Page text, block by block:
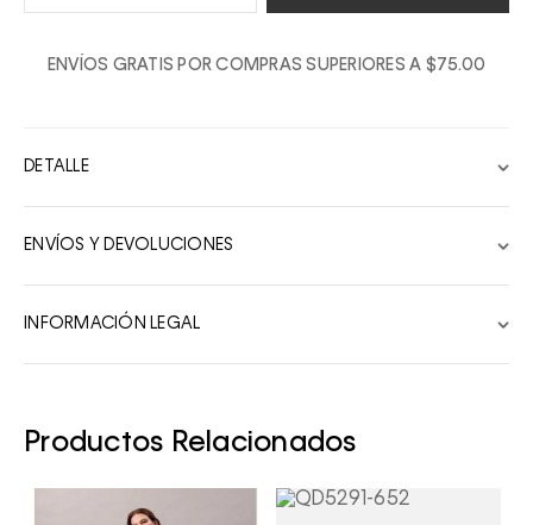
2ENVÍOS GRATIS POR COMPRAS SUPERIORES A $75.00
DETALLE
ENVÍOS Y DEVOLUCIONES
INFORMACIÓN LEGAL
Productos Relacionados